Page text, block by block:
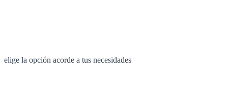
elige la opción acorde a tus necesidades